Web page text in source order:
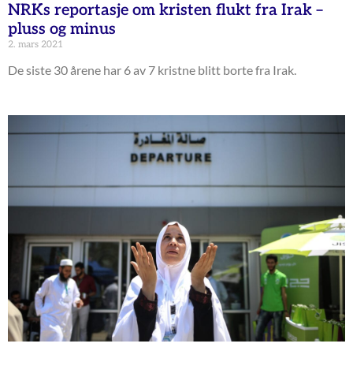
NRKs reportasje om kristen flukt fra Irak –
pluss og minus
2. mars 2021
De siste 30 årene har 6 av 7 kristne blitt borte fra Irak.